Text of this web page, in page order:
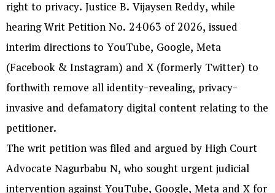
right to privacy. Justice B. Vijaysen Reddy, while
hearing Writ Petition No. 24063 of 2026, issued
interim directions to YouTube, Google, Meta
(Facebook & Instagram) and X (formerly Twitter) to
forthwith remove all identity-revealing, privacy-
invasive and defamatory digital content relating to the
petitioner.
The writ petition was filed and argued by High Court
Advocate Nagurbabu N, who sought urgent judicial